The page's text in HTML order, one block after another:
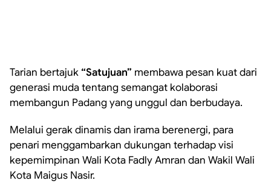
Tarian bertajuk“Satujuan” membawa pesan kuat dari
generasi muda tentang semangat kolaborasi
membangun Padang yang unggul dan berbudaya.
Melalui gerak dinamis dan irama berenergi, para
penari menggambarkan dukungan terhadap visi
kepemimpinan Wali Kota Fadly Amran dan Wakil Wali
Kota Maigus Nasir.